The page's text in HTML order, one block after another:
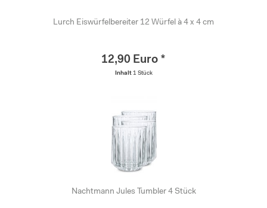
Lurch Eiswürfelbereiter 12 Würfel à 4 x 4 cm
12,90 Euro *
Inhalt 1 Stück
Nachtmann Jules Tumbler 4 Stück